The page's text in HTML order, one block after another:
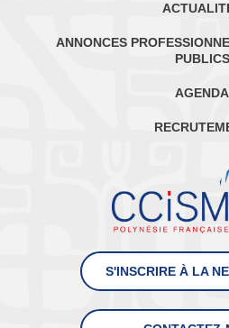
ANNONCES
PUBLICS
AGENDA
S'INSCRIRE À LA